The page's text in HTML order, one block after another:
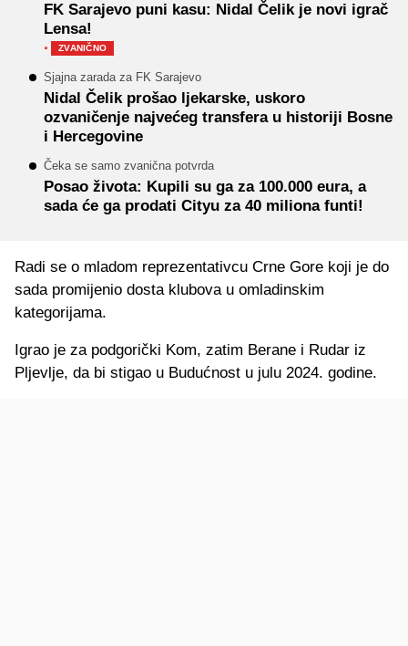
FK Sarajevo puni kasu: Nidal Čelik je novi igrač
Lensa!
· ZVANIČNO
Sjajna zarada za FK Sarajevo
Nidal Čelik prošao ljekarske, uskoro
ozvaničenje najvećeg transfera u historiji Bosne
i Hercegovine
Čeka se samo zvanična potvrda
Posao života: Kupili su ga za 100.000 eura, a
sada će ga prodati Cityu za 40 miliona funti!
Radi se o mladom reprezentativcu Crne Gore koji je do
sada promijenio dosta klubova u omladinskim
kategorijama.
Igrao je za podgorički Kom, zatim Berane i Rudar iz
Pljevlje, da bi stigao u Budućnost u julu 2024. godine.